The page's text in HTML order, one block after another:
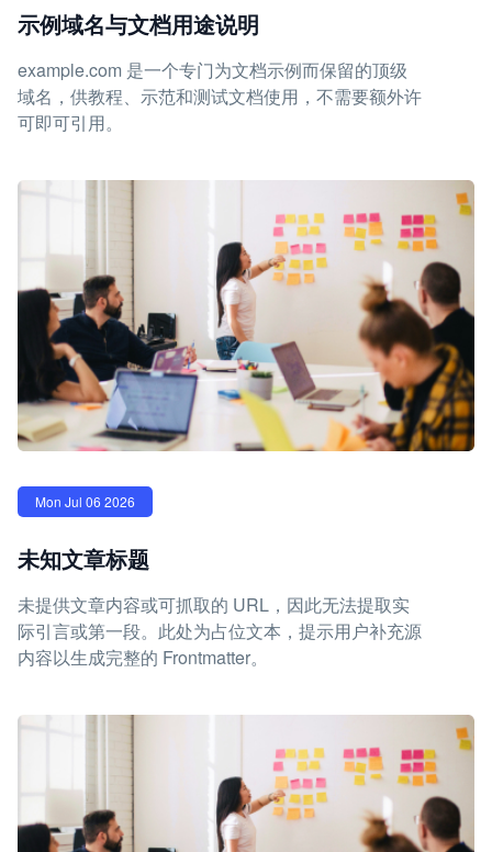
示例域名与文档用途说明
example.com 是一个专门为文档示例而保留的顶级
域名，供教程、示范和测试文档使用，不需要额外许
可即可引用。
Mon Jul 06 2026
未知文章标题
未提供文章内容或可抓取的 URL，因此无法提取实
际引言或第一段。此处为占位文本，提示用户补充源
内容以生成完整的 Frontmatter。